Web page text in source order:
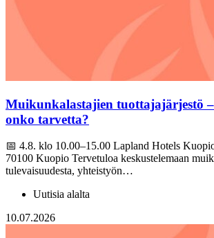
Muikunkalastajien tuottajajärjestö
onko tarvetta?
📅 4.8. klo 10.00–15.00 Lapland Hotels
70100 Kuopio Tervetuloa keskustelemaan
tulevaisuudesta, yhteistyön…
Uutisia alalta
10.07.2026